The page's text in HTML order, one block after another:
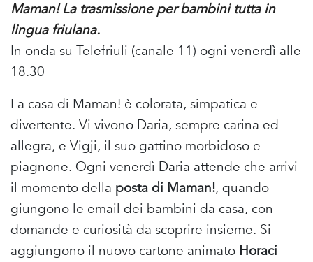
Maman! La trasmissione per bambini tutta in
lingua friulana.
In onda su Telefriuli (canale 11) ogni venerdì alle
18.30
La casa di Maman! è colorata, simpatica e
divertente. Vi vivono Daria, sempre carina ed
allegra, e Vigji, il suo gattino morbidoso e
piagnone. Ogni venerdì Daria attende che arrivi
il momento della posta di Maman!, quando
giungono le email dei bambini da casa, con
domande e curiosità da scoprire insieme. Si
aggiungono il nuovo cartone animato Horaci